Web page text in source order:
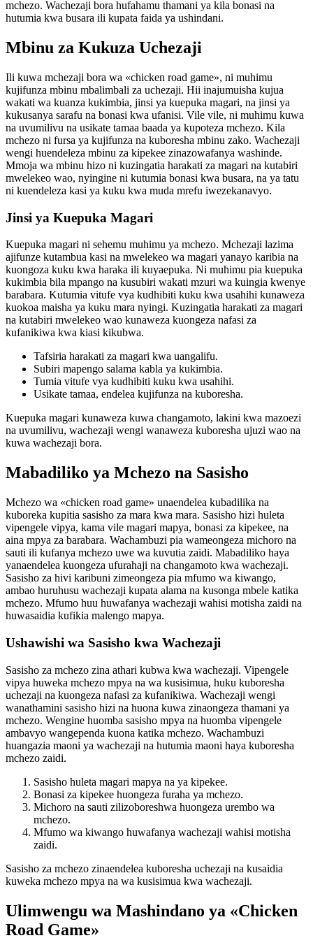
mchezo. Wachezaji bora hufahamu thamani ya kila bonasi na
hutumia kwa busara ili kupata faida ya ushindani.
Mbinu za Kukuza Uchezaji
Ili kuwa mchezaji bora wa «chicken road game», ni muhimu
kujifunza mbinu mbalimbali za uchezaji. Hii inajumuisha kujua
wakati wa kuanza kukimbia, jinsi ya kuepuka magari, na jinsi ya
kukusanya sarafu na bonasi kwa ufanisi. Vile vile, ni muhimu kuwa
na uvumilivu na usikate tamaa baada ya kupoteza mchezo. Kila
mchezo ni fursa ya kujifunza na kuboresha mbinu zako. Wachezaji
wengi huendeleza mbinu za kipekee zinazowafanya washinde.
Mmoja wa mbinu hizo ni kuzingatia harakati za magari na kutabiri
mwelekeo wao, nyingine ni kutumia bonasi kwa busara, na ya tatu
ni kuendeleza kasi ya kuku kwa muda mrefu iwezekanavyo.
Jinsi ya Kuepuka Magari
Kuepuka magari ni sehemu muhimu ya mchezo. Mchezaji lazima
ajifunze kutambua kasi na mwelekeo wa magari yanayo karibia na
kuongoza kuku kwa haraka ili kuyaepuka. Ni muhimu pia kuepuka
kukimbia bila mpango na kusubiri wakati mzuri wa kuingia kwenye
barabara. Kutumia vitufe vya kudhibiti kuku kwa usahihi kunaweza
kuokoa maisha ya kuku mara nyingi. Kuzingatia harakati za magari
na kutabiri mwelekeo wao kunaweza kuongeza nafasi za
kufanikiwa kwa kiasi kikubwa.
Tafsiria harakati za magari kwa uangalifu.
Subiri mapengo salama kabla ya kukimbia.
Tumia vitufe vya kudhibiti kuku kwa usahihi.
Usikate tamaa, endelea kujifunza na kuboresha.
Kuepuka magari kunaweza kuwa changamoto, lakini kwa mazoezi
na uvumilivu, wachezaji wengi wanaweza kuboresha ujuzi wao na
kuwa wachezaji bora.
Mabadiliko ya Mchezo na Sasisho
Mchezo wa «chicken road game» unaendelea kubadilika na
kuboreka kupitia sasisho za mara kwa mara. Sasisho hizi huleta
vipengele vipya, kama vile magari mapya, bonasi za kipekee, na
aina mpya za barabara. Wachambuzi pia wameongeza michoro na
sauti ili kufanya mchezo uwe wa kuvutia zaidi. Mabadiliko haya
yanaendelea kuongeza ufurahaji na changamoto kwa wachezaji.
Sasisho za hivi karibuni zimeongeza pia mfumo wa kiwango,
ambao huruhusu wachezaji kupata alama na kusonga mbele katika
mchezo. Mfumo huu huwafanya wachezaji wahisi motisha zaidi na
huwasaidia kufikia malengo mapya.
Ushawishi wa Sasisho kwa Wachezaji
Sasisho za mchezo zina athari kubwa kwa wachezaji. Vipengele
vipya huweka mchezo mpya na wa kusisimua, huku kuboresha
uchezaji na kuongeza nafasi za kufanikiwa. Wachezaji wengi
wanathamini sasisho hizi na huona kuwa zinaongeza thamani ya
mchezo. Wengine huomba sasisho mpya na huomba vipengele
ambavyo wangependa kuona katika mchezo. Wachambuzi
huangazia maoni ya wachezaji na hutumia maoni haya kuboresha
mchezo zaidi.
Sasisho huleta magari mapya na ya kipekee.
Bonasi za kipekee huongeza furaha ya mchezo.
Michoro na sauti zilizoboreshwa huongeza urembo wa
mchezo.
Mfumo wa kiwango huwafanya wachezaji wahisi motisha
zaidi.
Sasisho za mchezo zinaendelea kuboresha uchezaji na kusaidia
kuweka mchezo mpya na wa kusisimua kwa wachezaji.
Ulimwengu wa Mashindano ya «Chicken
Road Game»